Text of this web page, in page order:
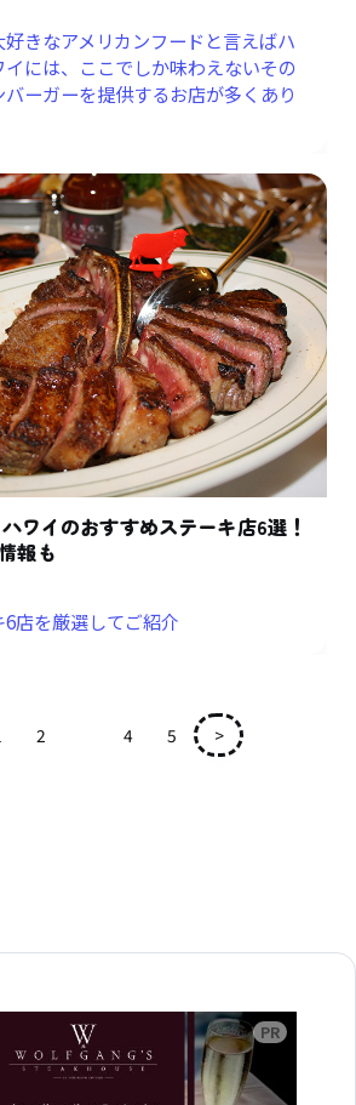
きなアメリカンフードと言えばハ
には、ここでしか味わえないその
ーガーを提供するお店が多くあり
ハワイのおすすめステーキ店6選！
報も
店を厳選してご紹介
2 4 5 >